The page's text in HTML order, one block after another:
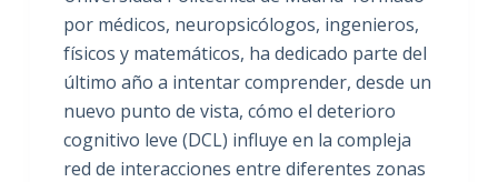
por médicos, neuropsicólogos, ingenieros,
físicos y matemáticos, ha dedicado parte del
último año a intentar comprender, desde un
nuevo punto de vista, cómo el deterioro
cognitivo leve (DCL) influye en la compleja
red de interacciones entre diferentes zonas